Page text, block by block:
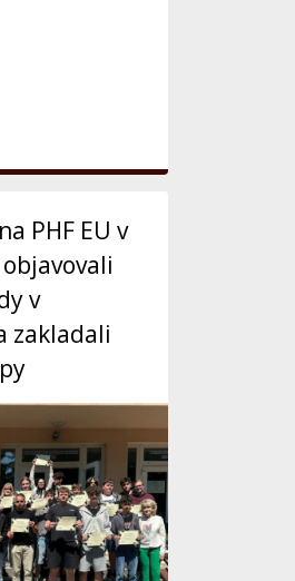
PHF EU v
v
zakladali